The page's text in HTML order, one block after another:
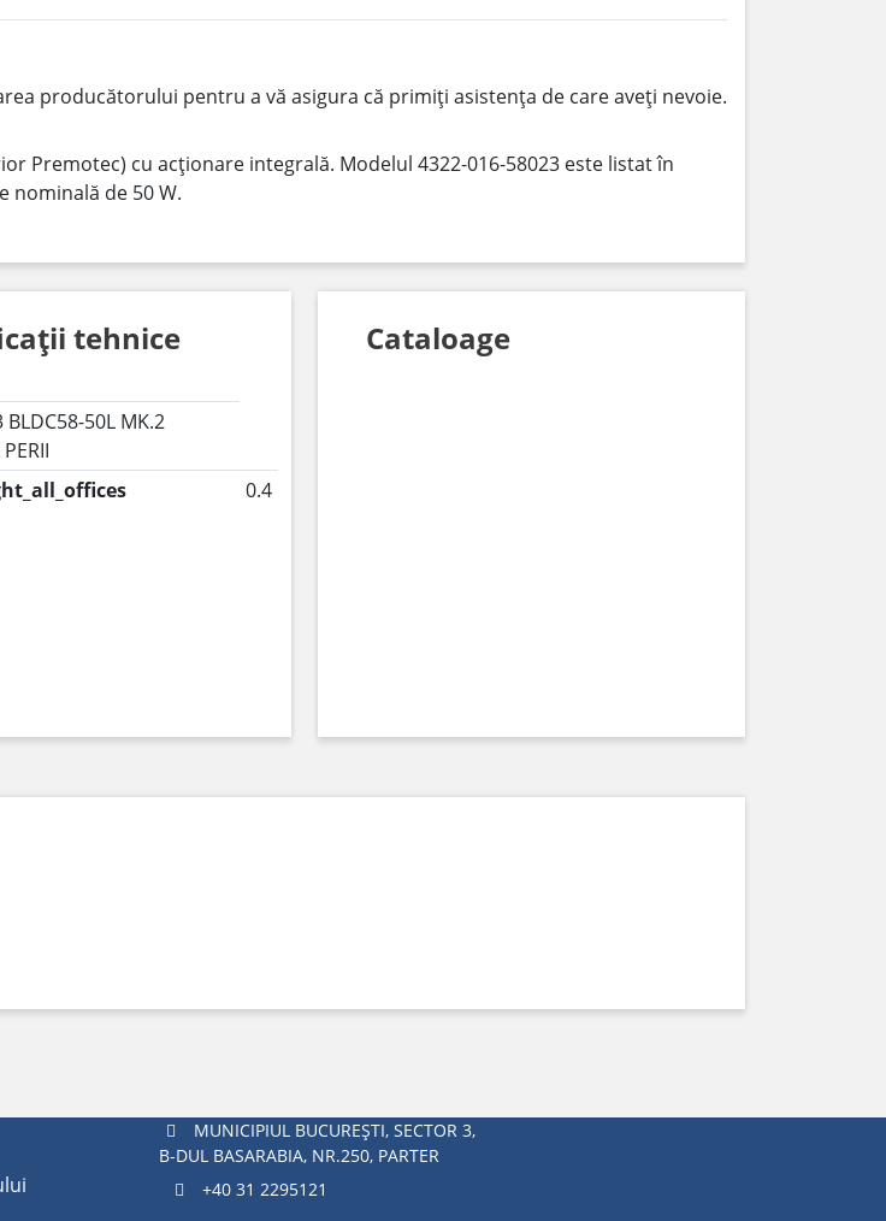
producătorului pentru a vă asigura că primiți asistența de care aveți nevoie.
Premotec) cu acționare integrală. Modelul 4322-016-58023 este listat în
nominală de 50 W.
tehnice
50L MK.2
0.4
Cataloage
MUNICIPIUL BUCUREŞTI, SECTOR 3,
B-DUL BASARABIA, NR.250, PARTER
+40 31 2295121